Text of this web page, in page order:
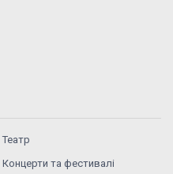
Театр
Концерти та фестивалі